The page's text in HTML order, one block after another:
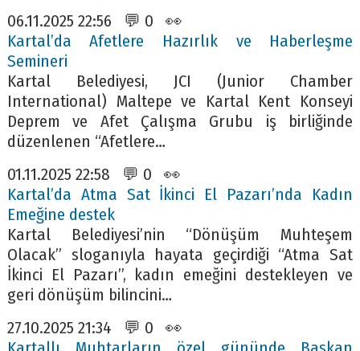
06.11.2025 22:56 💬 0 👀
Kartal’da Afetlere Hazırlık ve Haberleşme
Semineri
Kartal Belediyesi, JCI (Junior Chamber
International) Maltepe ve Kartal Kent Konseyi
Deprem ve Afet Çalışma Grubu iş birliğinde
düzenlenen “Afetlere…
01.11.2025 22:58 💬 0 👀
Kartal’da Atma Sat İkinci El Pazarı’nda Kadın
Emeğine destek
Kartal Belediyesi’nin “Dönüşüm Muhteşem
Olacak” sloganıyla hayata geçirdiği “Atma Sat
İkinci El Pazarı”, kadın emeğini destekleyen ve
geri dönüşüm bilincini…
27.10.2025 21:34 💬 0 👀